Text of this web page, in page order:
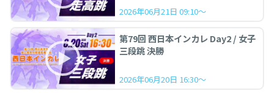
2026年06月21日 09:10～
第79回 西日本インカレ Day2 / 女子
三段跳 決勝
2026年06月20日 16:30～